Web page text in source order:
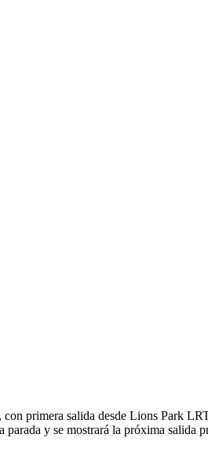
primera salida desde Lions Park
y se mostrará la próxima salida